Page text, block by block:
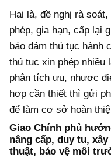
Hai là, đề nghị rà
phép, gia hạn, cấp lại
bảo đảm thủ tục hành
thủ tục xin phép nhiều
phân tích ưu, nhược
hợp cần thiết thì gửi
để làm cơ sở hoàn
Giao Chính phủ
nâng cấp, duy tu,
thuật, bảo vệ môi